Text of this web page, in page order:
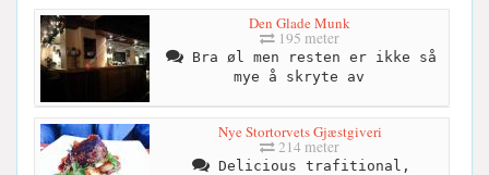
Den Glade Munk
195 meter
Bra øl men resten er ikke så
mye å skryte av
Nye Stortorvets Gjæstgiveri
214 meter
Delicious trafitional,